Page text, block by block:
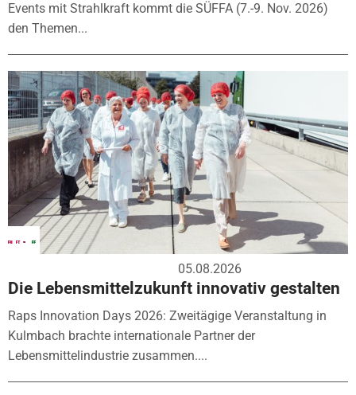
Events mit Strahlkraft kommt die SÜFFA (7.-9. Nov. 2026)
den Themen...
05.08.2026
Die Lebensmittelzukunft innovativ gestalten
Raps Innovation Days 2026: Zweitägige Veranstaltung in
Kulmbach brachte internationale Partner der
Lebensmittelindustrie zusammen....